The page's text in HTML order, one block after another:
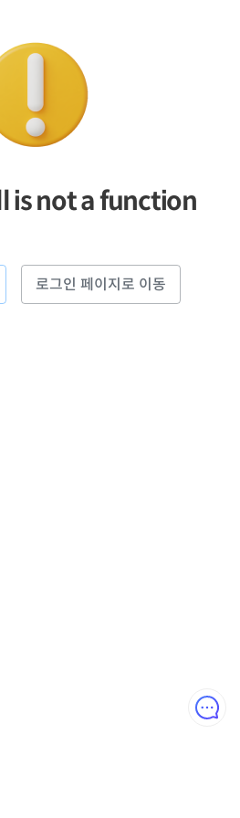
is not a function
로그인 페이지로 이동